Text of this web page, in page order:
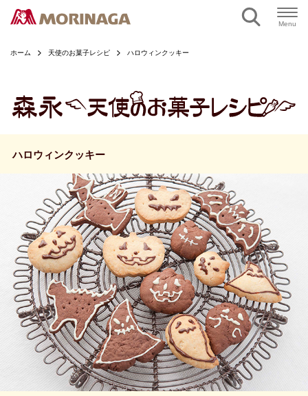
Menu
ホーム 天使のお菓子レシピ ハロウィンクッキー
ハロウィンクッキー